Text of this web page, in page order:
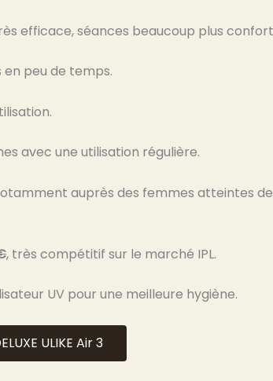
efficace, séances beaucoup plus
peu de temps.
avec une utilisation régulière.
auprès des femmes atteintes
, très compétitif sur le marché IPL.
UV pour une meilleure hygiène.
ULIKE Air 3